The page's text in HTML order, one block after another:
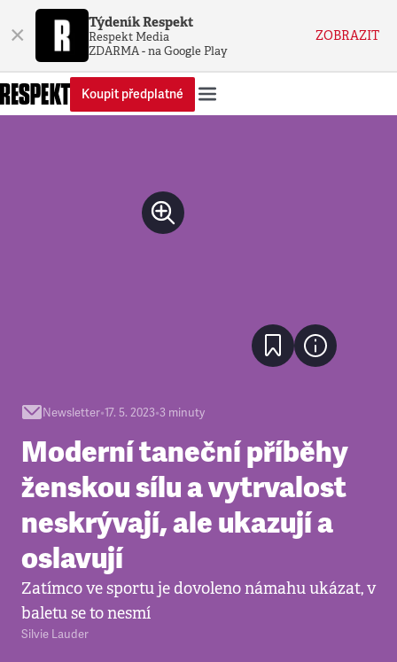
× Týdeník Respekt
Respekt Media
ZDARMA - na Google Play
ZOBRAZIT
Koupit předplatné
Newsletter•17. 5. 2023•3 minuty
Moderní taneční příběhy
ženskou sílu a vytrvalost
neskrývají, ale ukazují a
oslavují
Zatímco ve sportu je dovoleno námahu ukázat, v
baletu se to nesmí
Silvie Lauder